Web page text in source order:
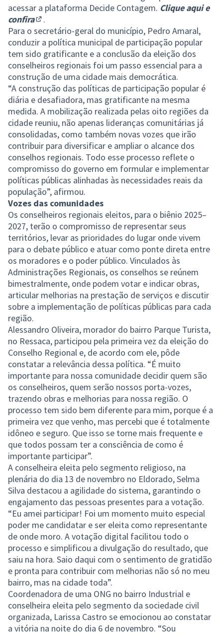
acessar a plataforma Decide Contagem. Clique aqui e
confira
(Abrir em nova aba)
.
Para o secretário-geral do município, Pedro Amaral,
conduzir a política municipal de participação popular
tem sido gratificante e a conclusão da eleição dos
conselheiros regionais foi um passo essencial para a
construção de uma cidade mais democrática.
“A construção das políticas de participação popular é
diária e desafiadora, mas gratificante na mesma
medida. A mobilização realizada pelas oito regiões da
cidade reuniu, não apenas lideranças comunitárias já
consolidadas, como também novas vozes que irão
contribuir para diversificar e ampliar o alcance dos
conselhos regionais. Todo esse processo reflete o
compromisso do governo em formular e implementar
políticas públicas alinhadas às necessidades reais da
população”, afirmou.
Vozes das comunidades
Os conselheiros regionais eleitos, para o biênio 2025–
2027, terão o compromisso de representar seus
territórios, levar as prioridades do lugar onde vivem
para o debate público e atuar como ponte direta entre
os moradores e o poder público. Vinculados às
Administrações Regionais, os conselhos se reúnem
bimestralmente, onde podem votar e indicar obras,
articular melhorias na prestação de serviços e discutir
sobre a implementação de políticas públicas para cada
região.
Alessandro Oliveira, morador do bairro Parque Turista,
no Ressaca, participou pela primeira vez da eleição do
Conselho Regional e, de acordo com ele, pôde
constatar a relevância dessa política. “É muito
importante para nossa comunidade decidir quem são
os conselheiros, quem serão nossos porta-vozes,
trazendo obras e melhorias para nossa região. O
processo tem sido bem diferente para mim, porque é a
primeira vez que venho, mas percebi que é totalmente
idôneo e seguro. Que isso se torne mais frequente e
que todos possam ter a consciência de como é
importante participar”.
A conselheira eleita pelo segmento religioso, na
plenária do dia 13 de novembro no Eldorado, Selma
Silva destacou a agilidade do sistema, garantindo o
engajamento das pessoas presentes para a votação.
“Eu amei participar! Foi um momento muito especial
poder me candidatar e ser eleita como representante
de onde moro. A votação digital facilitou todo o
processo e simplificou a divulgação do resultado, que
saiu na hora. Saio daqui com o sentimento de gratidão
e pronta para contribuir com melhorias não só no meu
bairro, mas na cidade toda”.
Coordenadora de uma ONG no bairro Industrial e
conselheira eleita pelo segmento da sociedade civil
organizada, Larissa Castro se emocionou ao constatar
a vitória na noite do dia 6 de novembro. “Sou